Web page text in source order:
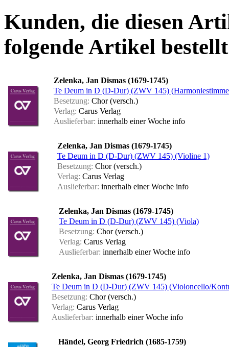
Kunden, die diesen
folgende Artikel
Zelenka, Jan Dismas (1679-1745)
Te Deum in D (D-Dur) (ZWV 145)
Besetzung: Chor (versch.)
Verlag: Carus Verlag
Auslieferbar: innerhalb einer Woche info
Zelenka, Jan Dismas (1679-1745)
Te Deum in D (D-Dur) (ZWV 145) (Violine 1)
Besetzung: Chor (versch.)
Verlag: Carus Verlag
Auslieferbar: innerhalb einer Woche info
Zelenka, Jan Dismas (1679-1745)
Te Deum in D (D-Dur) (ZWV 145) (Viola)
Besetzung: Chor (versch.)
Verlag: Carus Verlag
Auslieferbar: innerhalb einer Woche info
Zelenka, Jan Dismas (1679-1745)
Te Deum in D (D-Dur) (ZWV 145) (Violoncello/
Besetzung: Chor (versch.)
Verlag: Carus Verlag
Auslieferbar: innerhalb einer Woche info
Händel, Georg Friedrich (1685-1759)